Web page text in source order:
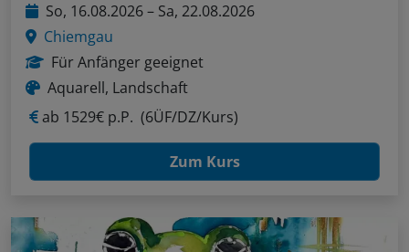
So, 16.08.2026 – Sa, 22.08.2026
Chiemgau
Für Anfänger geeignet
Aquarell, Landschaft
ab 1529€ p.P. (6ÜF/DZ/Kurs)
Zum Kurs